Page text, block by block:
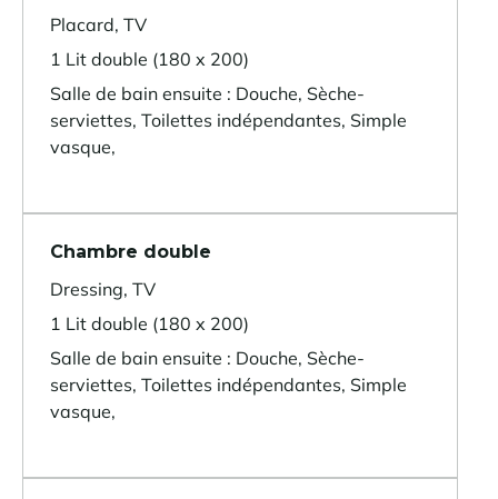
Placard, TV
1 Lit double (180 x 200)
Salle de bain ensuite : Douche, Sèche-
serviettes, Toilettes indépendantes, Simple
vasque,
Chambre double
Dressing, TV
1 Lit double (180 x 200)
Salle de bain ensuite : Douche, Sèche-
serviettes, Toilettes indépendantes, Simple
vasque,